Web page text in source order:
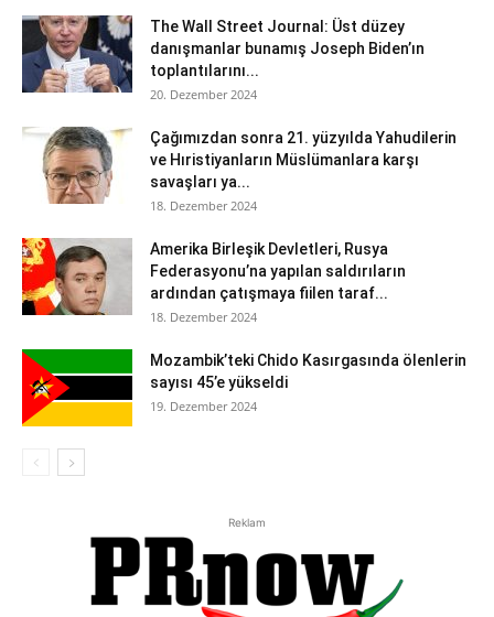
The Wall Street Journal: Üst düzey
danışmanlar bunamış Joseph Biden’ın
toplantılarını...
20. Dezember 2024
Çağımızdan sonra 21. yüzyılda Yahudilerin
ve Hıristiyanların Müslümanlara karşı
savaşları ya...
18. Dezember 2024
Amerika Birleşik Devletleri, Rusya
Federasyonu’na yapılan saldırıların
ardından çatışmaya fiilen taraf...
18. Dezember 2024
Mozambik’teki Chido Kasırgasında ölenlerin
sayısı 45’e yükseldi
19. Dezember 2024
Reklam